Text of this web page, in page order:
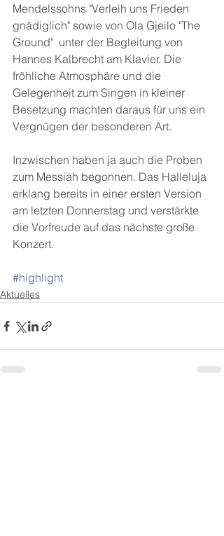
Mendelssohns "Verleih uns Frieden
gnädiglich" sowie von Ola Gjeilo "The
Ground"  unter der Begleitung von
Hannes Kalbrecht am Klavier. Die
fröhliche Atmosphäre und die
Gelegenheit zum Singen in kleiner
Besetzung machten daraus für uns ein
Vergnügen der besonderen Art.
Inzwischen haben ja auch die Proben
zum Messiah begonnen. Das Halleluja
erklang bereits in einer ersten Version
am letzten Donnerstag und verstärkte
die Vorfreude auf das nächste große
Konzert.
#highlight
Aktuelles